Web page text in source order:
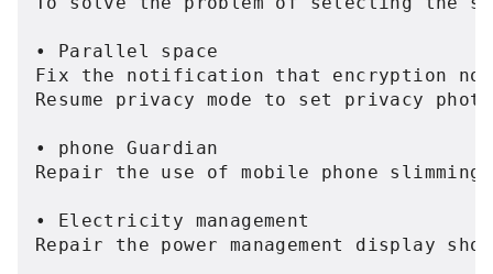
• Parallel space
Fix the notification that encryption
Resume privacy mode to set privacy
• phone Guardian
Repair the use of mobile phone
• Electricity management
Repair the power management display